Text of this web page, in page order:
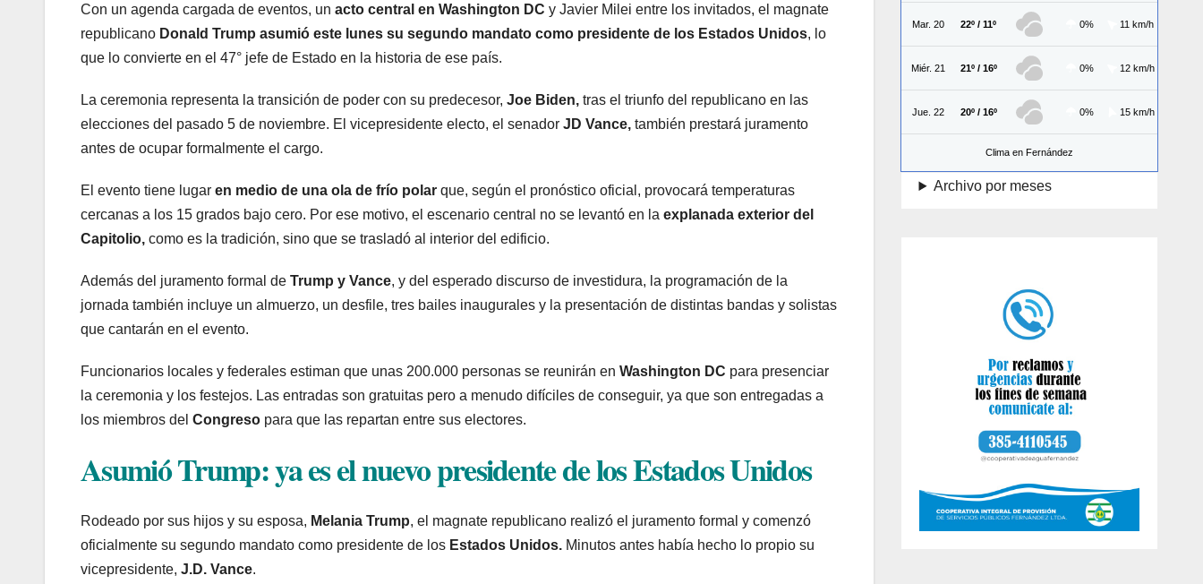
Con un agenda cargada de eventos, un acto central en Washington DC y Javier Milei entre los invitados, el magnate
republicano Donald Trump asumió este lunes su segundo mandato como presidente de los Estados Unidos, lo
que lo convierte en el 47° jefe de Estado en la historia de ese país.
La ceremonia representa la transición de poder con su predecesor, Joe Biden, tras el triunfo del republicano en las
elecciones del pasado 5 de noviembre. El vicepresidente electo, el senador JD Vance, también prestará juramento
antes de ocupar formalmente el cargo.
El evento tiene lugar en medio de una ola de frío polar que, según el pronóstico oficial, provocará temperaturas
cercanas a los 15 grados bajo cero. Por ese motivo, el escenario central no se levantó en la explanada exterior del
Capitolio, como es la tradición, sino que se trasladó al interior del edificio.
Además del juramento formal de Trump y Vance, y del esperado discurso de investidura, la programación de la
jornada también incluye un almuerzo, un desfile, tres bailes inaugurales y la presentación de distintas bandas y solistas
que cantarán en el evento.
Funcionarios locales y federales estiman que unas 200.000 personas se reunirán en Washington DC para presenciar
la ceremonia y los festejos. Las entradas son gratuitas pero a menudo difíciles de conseguir, ya que son entregadas a
los miembros del Congreso para que las repartan entre sus electores.
Asumió Trump: ya es el nuevo presidente de los Estados Unidos
Rodeado por sus hijos y su esposa, Melania Trump, el magnate republicano realizó el juramento formal y comenzó
oficialmente su segundo mandato como presidente de los Estados Unidos. Minutos antes había hecho lo propio su
vicepresidente, J.D. Vance.
Mar. 20 22º / 11º 0% 11 km/h
Miér. 21 21º / 16º 0% 12 km/h
Jue. 22 20º / 16º 0% 15 km/h
Clima en Fernández
Archivo por meses